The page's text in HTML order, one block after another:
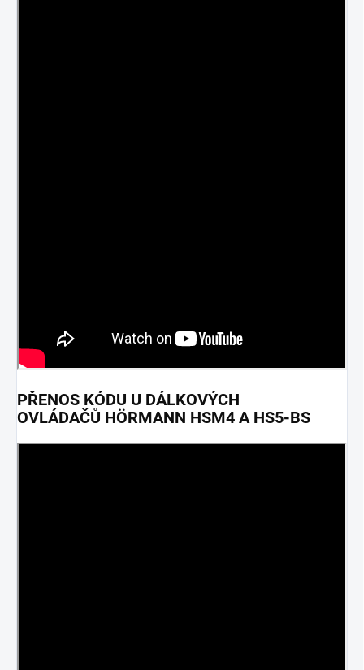
PŘENOS KÓDU U DÁLKOVÝCH
OVLÁDAČŮ HÖRMANN HSM4 A HS5-BS